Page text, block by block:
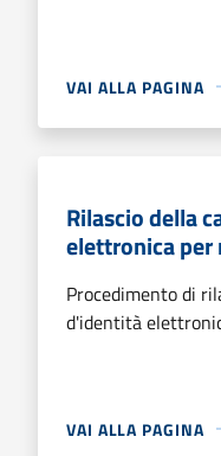
VAI ALLA PAGINA
Rilascio della
elettronica
Procedimento di
d'identità
VAI ALLA PAGINA